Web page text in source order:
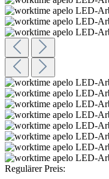
Regulärer Preis: